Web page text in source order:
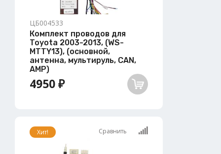
ЦБ004533
Комплект проводов для
Toyota 2003-2013, (WS-
MTTY13), (основной,
антенна, мультируль, CAN,
AMP)
4950 ₽
Хит! Сравнить